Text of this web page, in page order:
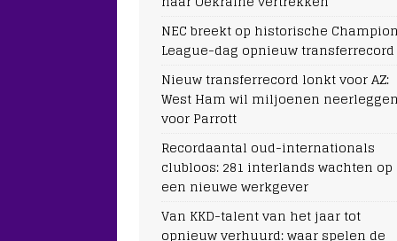
NEC breekt op historische
League-dag opnieuw transferrecord
Nieuw transferrecord lonkt voor AZ:
West Ham wil miljoenen neerleggen
voor Parrott
Recordaantal oud-internationals
clubloos: 281 interlands wachten op
een nieuwe werkgever
Van KKD-talent van het jaar tot
opnieuw verhuurd: waar spelen de